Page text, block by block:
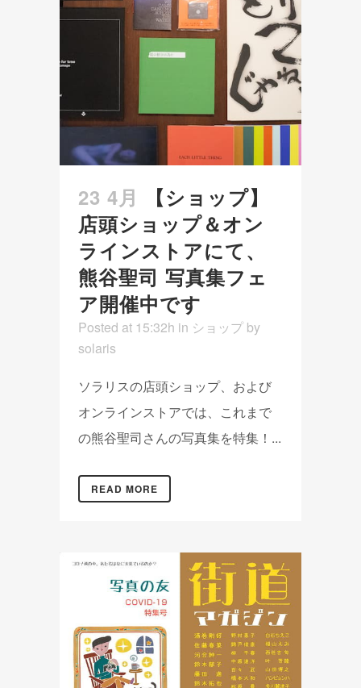
23 4月
【ショップ】
店頭ショップ＆オン
ラインストアにて、
熊谷聖司 写真集フェ
ア開催中です
Posted at 15:32h in ショップ by
solaris
ソラリスの店頭ショップ、および
オンラインストアでは、これまで
の熊谷聖司さんの写真集を特集！...
READ MORE